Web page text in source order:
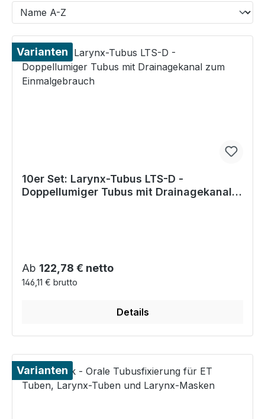
Varianten
10er Set: Larynx-Tubus LTS-D -
Doppellumiger Tubus mit Drainagekanal
Regulärer Preis:
Ab 122,78 € netto
146,11 € brutto
Details
Varianten